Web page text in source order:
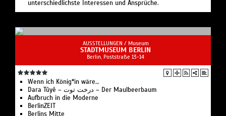
unterschiedlichste Interessen und Ansprüche.
AUSSTELLUNGEN / Museum
STADTMUSEUM BERLIN
Berlin, Poststraße 13-14
Wenn ich König*in wäre…
Dara Tûyê – درخت توت – Der Maulbeerbaum
Aufbruch in die Moderne
BerlinZEIT
Berlins Mitte